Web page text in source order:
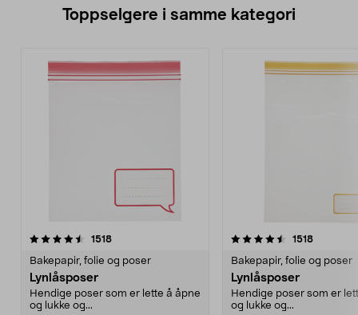
Toppselgere i samme kategori
1518anmeldelser
Bakepapir, folie og poser
Lynlåsposer
Hendige poser som er lette å åpne
og lukke og...
4.5 av 5 stjerner 1518
Bakepapir, folie og poser
Lynlåsposer
Hendige poser som er
og lukke og...
4.5 av 5 stjerner